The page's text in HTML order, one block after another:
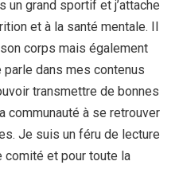
grand sportif et j’attache
et à la santé mentale. Il
corps mais également
dans mes contenus
transmettre de bonnes
communauté à se retrouver
Je suis un féru de lecture
comité et pour toute la